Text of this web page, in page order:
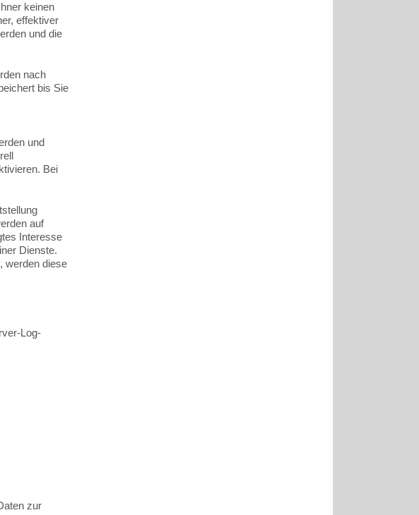
keinen
effektiver
und die
nach
bis Sie
und
Bei
auf
Interesse
Dienste.
werden diese
Log-
zur